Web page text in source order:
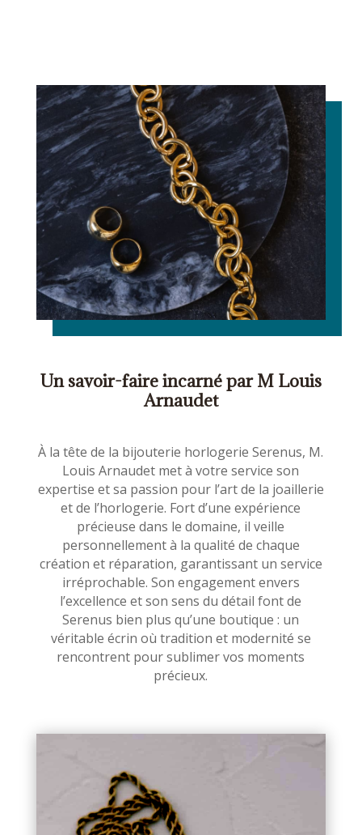
Un savoir-faire incarné par M Louis
Arnaudet
À la tête de la bijouterie horlogerie Serenus, M.
Louis Arnaudet met à votre service son
expertise et sa passion pour l’art de la joaillerie
et de l’horlogerie. Fort d’une expérience
précieuse dans le domaine, il veille
personnellement à la qualité de chaque
création et réparation, garantissant un service
irréprochable. Son engagement envers
l’excellence et son sens du détail font de
Serenus bien plus qu’une boutique : un
véritable écrin où tradition et modernité se
rencontrent pour sublimer vos moments
précieux.